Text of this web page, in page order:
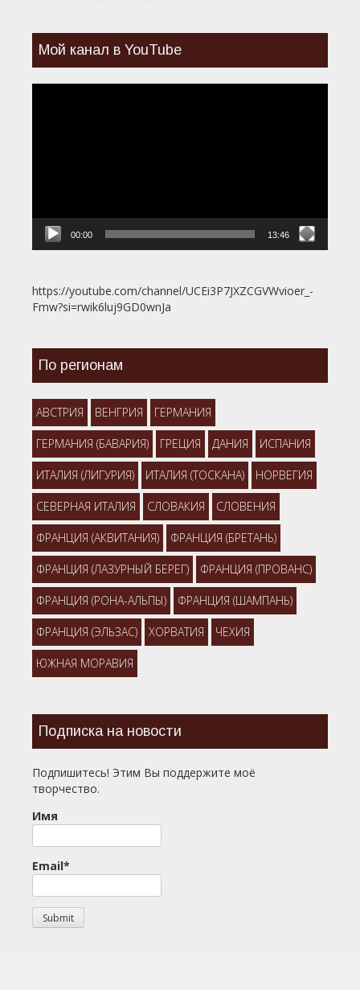
Мой канал в YouTube
00:00 13:46
https://youtube.com/channel/UCEi3P7JXZCGVWvioer_-
Fmw?si=rwik6luj9GD0wnJa
По регионам
АВСТРИЯ ВЕНГРИЯ ГЕРМАНИЯ
ГЕРМАНИЯ (БАВАРИЯ) ГРЕЦИЯ ДАНИЯ ИСПАНИЯ
ИТАЛИЯ (ЛИГУРИЯ) ИТАЛИЯ (ТОСКАНА) НОРВЕГИЯ
СЕВЕРНАЯ ИТАЛИЯ СЛОВАКИЯ СЛОВЕНИЯ
ФРАНЦИЯ (АКВИТАНИЯ) ФРАНЦИЯ (БРЕТАНЬ)
ФРАНЦИЯ (ЛАЗУРНЫЙ БЕРЕГ) ФРАНЦИЯ (ПРОВАНС)
ФРАНЦИЯ (РОНА-АЛЬПЫ) ФРАНЦИЯ (ШАМПАНЬ)
ФРАНЦИЯ (ЭЛЬЗАС) ХОРВАТИЯ ЧЕХИЯ
ЮЖНАЯ МОРАВИЯ
Подписка на новости
Подпишитесь! Этим Вы поддержите моё
творчество.
Имя
Email*